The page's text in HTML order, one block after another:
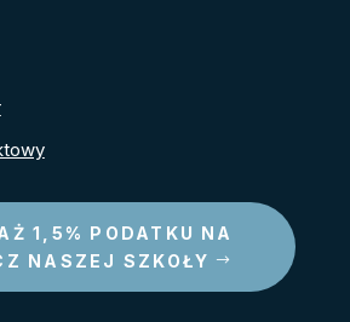
1,5% PODATKU NA
NASZEJ SZKOŁY